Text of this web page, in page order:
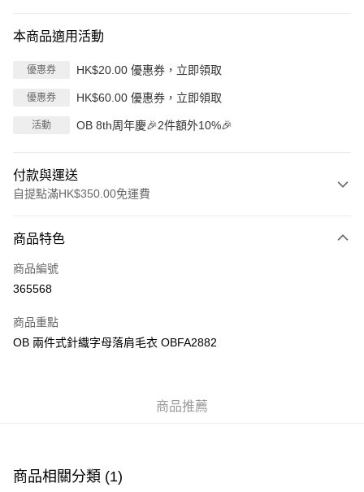
本商品適用活動
優惠券 HK$20.00 優惠券，立即領取
優惠券 HK$60.00 優惠券，立即領取
活動 OB 8th周年慶🎉2件額外10%🎉
付款與運送
自提點滿HK$350.00免運費
信用卡
Apple Pay
PayMe
付款後順豐站及營業點
商品特色
商品編號
365568
商品重點
OB 兩件式針織字母落肩毛衣 OBFA2882
商品推薦
商品相關分類 (1)